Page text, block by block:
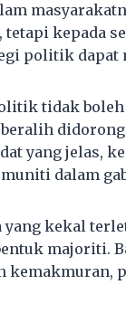
tetapi kepada
politik dapat
tidak
yang jelas,
dalam
yang kekal
majoriti.
kemakmuran,